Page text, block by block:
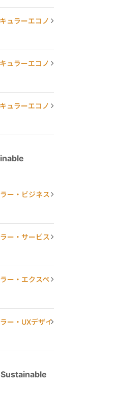
ュラーエコノ
ュラーエコノ
ュラーエコノ
ー・ビジネス
ー・サービス
ー・エクスペ
ー・UXデザイ